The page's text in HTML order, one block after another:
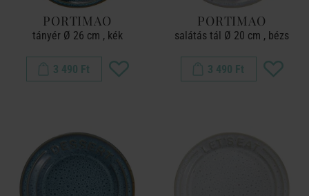
PORTIMAO
tányér Ø 26 cm , kék
3 490 Ft
PORTIMAO
salátás tál Ø 20 cm , bézs
3 490 Ft